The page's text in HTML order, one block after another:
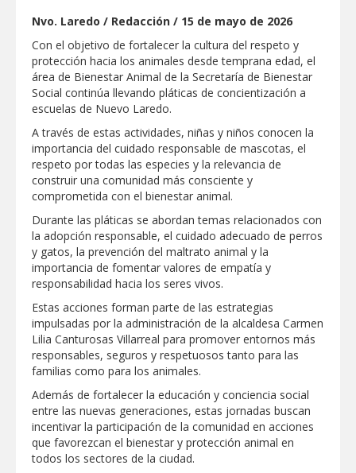
CONAEDU sobre redes sociales y
AVANZAN TRABAJOS DE
MODERNIZACIÓN EN AVENIDA
REFORMA; GOBIERNO MUNICIPAL
MANTIENE EL RITMO DE LAS OBRAS
PRIORITARIAS
Atendió Protección Civil de Reynosa
reportes ante lluvias
IMPULSA GESTIÓN AMBIENTAL
JORNADA DE MEJORA URBANA EN
HACIENDA SAN AGUSTÍN
Asegura alcalde de Reynosa buen
funcionamiento de Presa El Águila
GOBIERNO MUNICIPAL Y ESTATAL
CELEBRARÁN FERIA DEL EMPLEO EL
PRÓXIMO 18 DE AGOSTO
con más de 6 mil 900 colocaciones en
Tamaulipas
Anunciaron Gobierno Municipal,
PROFECO y CANACO: Feria de Regreso a
Clases 2026
Lleva gobierno de Reynosa programa
"Acción y Conciencia" a colonia
Integración Familiar
Nvo. Laredo / Redacción / 15 de mayo de 2026
Con el objetivo de fortalecer la cultura del respeto y
protección hacia los animales desde temprana edad, el
área de Bienestar Animal de la Secretaría de Bienestar
Social continúa llevando pláticas de concientización a
escuelas de Nuevo Laredo.
A través de estas actividades, niñas y niños conocen la
importancia del cuidado responsable de mascotas, el
respeto por todas las especies y la relevancia de
construir una comunidad más consciente y
comprometida con el bienestar animal.
Durante las pláticas se abordan temas relacionados con
la adopción responsable, el cuidado adecuado de perros
y gatos, la prevención del maltrato animal y la
importancia de fomentar valores de empatía y
responsabilidad hacia los seres vivos.
Estas acciones forman parte de las estrategias
impulsadas por la administración de la alcaldesa Carmen
Lilia Canturosas Villarreal para promover entornos más
responsables, seguros y respetuosos tanto para las
familias como para los animales.
Además de fortalecer la educación y conciencia social
entre las nuevas generaciones, estas jornadas buscan
incentivar la participación de la comunidad en acciones
que favorezcan el bienestar y protección animal en
todos los sectores de la ciudad.